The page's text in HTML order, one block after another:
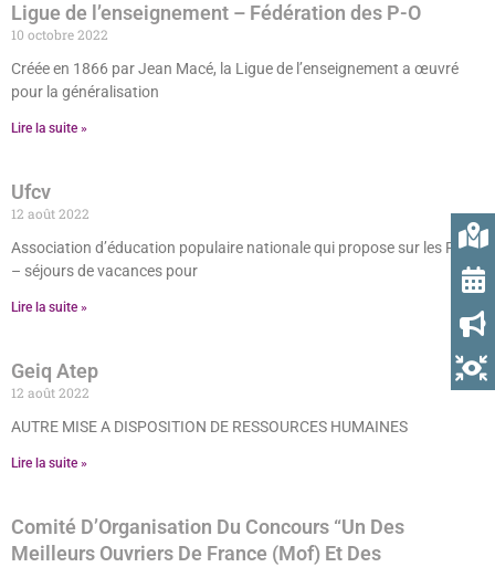
Ligue de l’enseignement – Fédération des P-O
10 octobre 2022
Créée en 1866 par Jean Macé, la Ligue de l’enseignement a œuvré
pour la généralisation
Lire la suite »
Ufcv
12 août 2022
Association d’éducation populaire nationale qui propose sur les PO :
– séjours de vacances pour
Lire la suite »
Geiq Atep
12 août 2022
AUTRE MISE A DISPOSITION DE RESSOURCES HUMAINES
Lire la suite »
Comité D’Organisation Du Concours “Un Des
Meilleurs Ouvriers De France (Mof) Et Des